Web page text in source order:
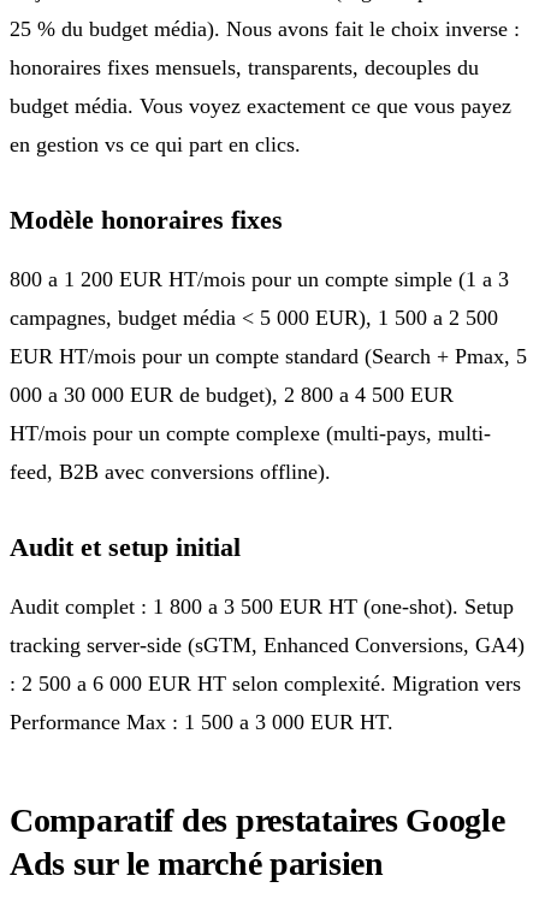
25 % du budget média). Nous avons fait le choix inverse :
honoraires fixes mensuels, transparents, decouples du
budget média. Vous voyez exactement ce que vous payez
en gestion vs ce qui part en clics.
Modèle honoraires fixes
800 a 1 200 EUR HT/mois pour un compte simple (1 a 3
campagnes, budget média < 5 000 EUR), 1 500 a 2 500
EUR HT/mois pour un compte standard (Search + Pmax, 5
000 a 30 000 EUR de budget), 2 800 a 4 500 EUR
HT/mois pour un compte complexe (multi-pays, multi-
feed, B2B avec conversions offline).
Audit et setup initial
Audit complet : 1 800 a 3 500 EUR HT (one-shot). Setup
tracking server-side (sGTM, Enhanced Conversions, GA4)
: 2 500 a 6 000 EUR HT selon complexité. Migration vers
Performance Max : 1 500 a 3 000 EUR HT.
Comparatif des prestataires Google
Ads sur le marché parisien